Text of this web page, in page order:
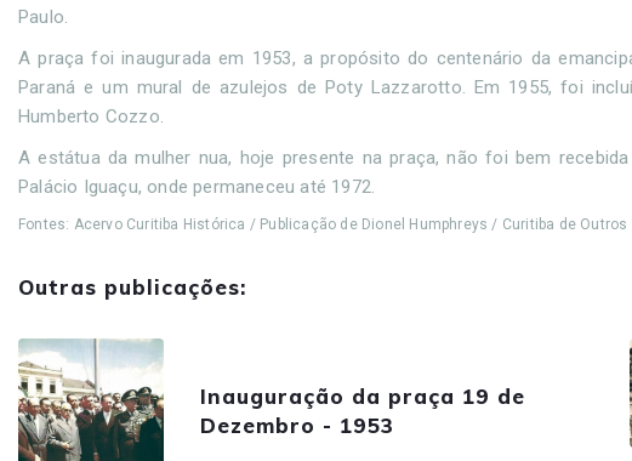
Paulo.
A praça foi inaugurada em 1953, a propósito do centenário da
Paraná e um mural de azulejos de Poty Lazzarotto. Em 1955, foi
Humberto Cozzo.
A estátua da mulher nua, hoje presente na praça, não foi bem
Palácio Iguaçu, onde permaneceu até 1972.
Fontes: Acervo Curitiba Histórica / Publicação de Dionel Humphreys / Curitiba de Outros
Outras publicações:
Inauguração da praça 19 de
Dezembro - 1953